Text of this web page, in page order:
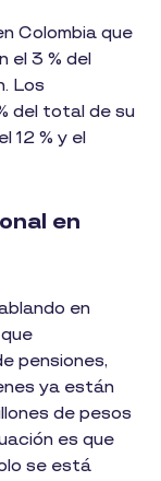
Colombia que
el 3 % del
Los
del total de su
12 % y el
en
en
pensiones,
ya están
de pesos
es que
se está